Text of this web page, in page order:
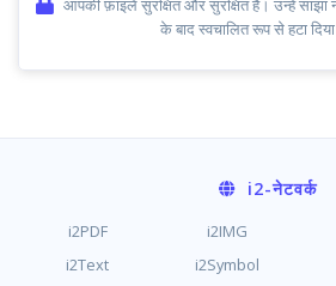
आपकी फ़ाइलें सुरक्षित और सुरक्षित हैं। उन्हें साझा
के बाद स्वचालित रूप से हटा
i2-नेटवर्क
i2PDF i2IMG
i2Text
i2Symbol